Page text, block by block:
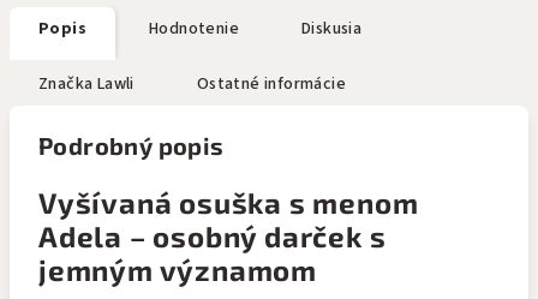
Popis Hodnotenie Diskusia
Značka Lawli Ostatné informácie
Podrobný popis
Vyšívaná osuška s menom
Adela – osobný darček s
jemným významom